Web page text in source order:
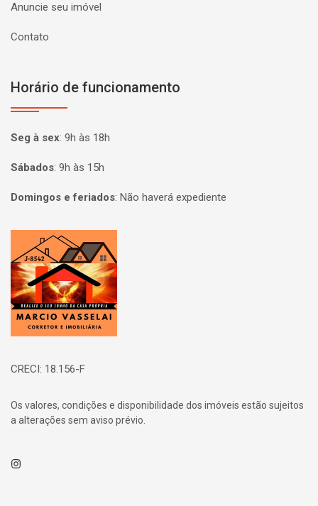
Anuncie seu imóvel
Contato
Horário de funcionamento
Seg à sex: 9h às 18h
Sábados: 9h às 15h
Domingos e feriados: Não haverá expediente
Página inicial
CRECI: 18.156-F
Os valores, condições e disponibilidade dos imóveis estão sujeitos
a alterações sem aviso prévio.
Instagram